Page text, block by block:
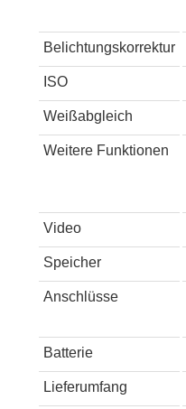
Belichtungskorrektur
ISO
Weißabgleich
Weitere Funktionen
Video
Speicher
Anschlüsse
Batterie
Lieferumfang